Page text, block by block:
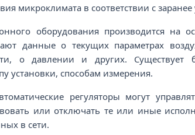
микроклимата в соответствии с
оборудования производится на
данные о текущих параметрах
о давлении и других. Существует
установки, способам измерения.
регуляторы могут
или отключать те или иные
в сети.